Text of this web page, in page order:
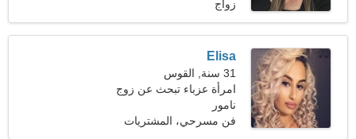
زواج
Elisa
31 سنة, القوس
امرأة عزباء تبحث عن زوج
37-41
نامور
فن مسرحي، المشتريات